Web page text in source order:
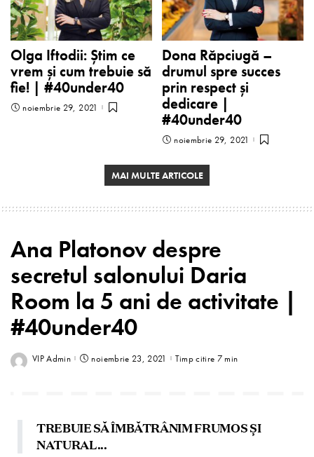
Olga Iftodii: Știm ce
vrem și cum trebuie să
fie! | #40under40
noiembrie 29, 2021
Dona Răpciugă –
drumul spre succes
prin respect și
dedicare |
#40under40
noiembrie 29, 2021
MAI MULTE ARTICOLE
Ana Platonov despre
secretul salonului Daria
Room la 5 ani de activitate |
#40under40
VIP Admin noiembrie 23, 2021 Timp citire 7 min
TREBUIE SĂ ÎMBĂTRÂNIM FRUMOS ȘI
NATURAL...